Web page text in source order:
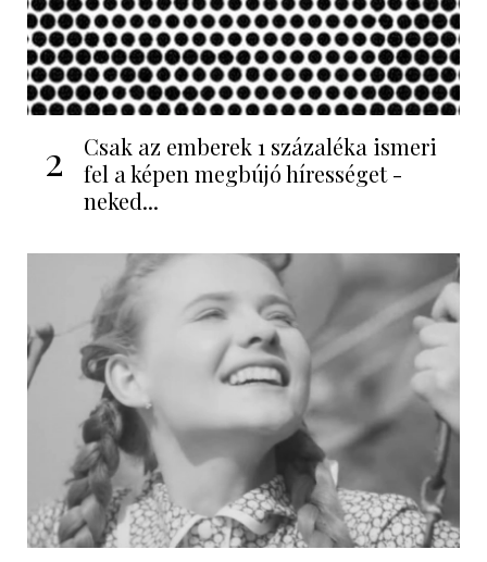
2
Csak az emberek 1 százaléka ismeri
fel a képen megbújó hírességet -
neked...